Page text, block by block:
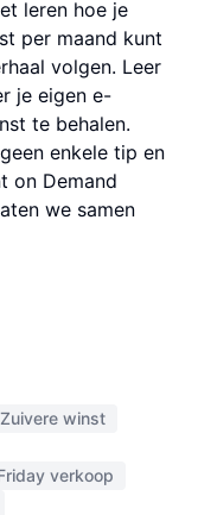
leren hoe je
per maand kunt
volgen. Leer
je eigen e-
te behalen.
enkele tip en
on Demand
we samen
Zuivere winst
verkoop